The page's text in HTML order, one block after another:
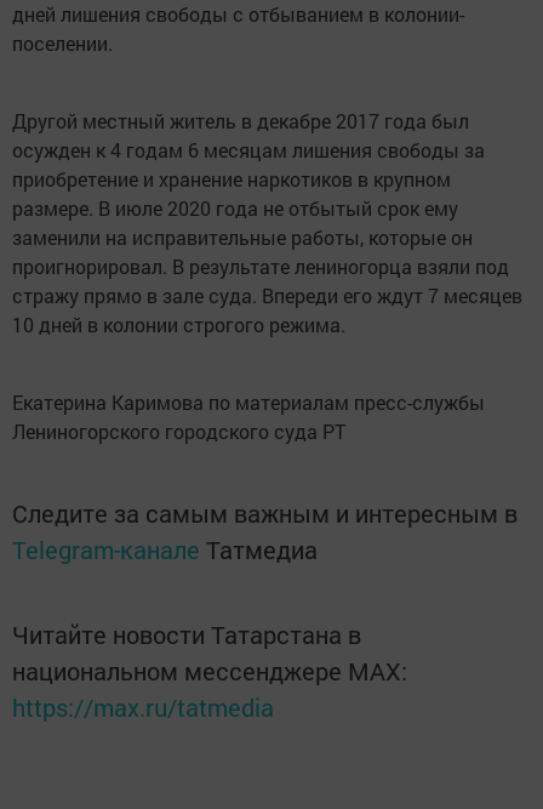
дней лишения свободы с отбыванием в колонии-
поселении.
Другой местный житель в декабре 2017 года был
осужден к 4 годам 6 месяцам лишения свободы за
приобретение и хранение наркотиков в крупном
размере. В июле 2020 года не отбытый срок ему
заменили на исправительные работы, которые он
проигнорировал. В результате лениногорца взяли под
стражу прямо в зале суда. Впереди его ждут 7 месяцев
10 дней в колонии строгого режима.
Екатерина Каримова по материалам пресс-службы
Лениногорского городского суда РТ
Следите за самым важным и интересным в
Telegram-канале Татмедиа
Читайте новости Татарстана в
национальном мессенджере MАХ:
https://max.ru/tatmedia